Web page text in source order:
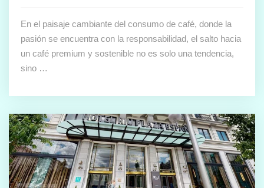
En el paisaje cambiante del consumo de café, donde la
pasión se encuentra con la responsabilidad, el salto hacia
un café premium y sostenible no es solo una tendencia,
sino …